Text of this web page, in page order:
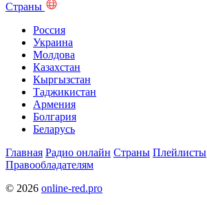
Страны
Россия
Украина
Молдова
Казахстан
Кыргызстан
Таджикистан
Армения
Болгария
Беларусь
Главная Радио онлайн Страны Плейлисты
Правообладателям
© 2026 online-red.pro